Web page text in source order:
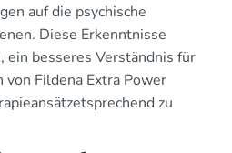
auf die psychische
Diese Erkenntnisse
ein besseres Verständnis für
Fildena Extra Power
zu